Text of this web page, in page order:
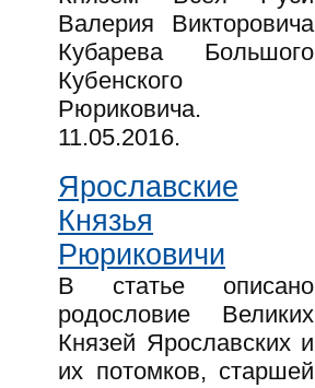
Валерия Викторовича
Кубарева Большого
Кубенского
Рюриковича.
11.05.2016.
Ярославские
Князья
Рюриковичи
В статье описано
родословие Великих
Князей Ярославских и
их потомков, старшей